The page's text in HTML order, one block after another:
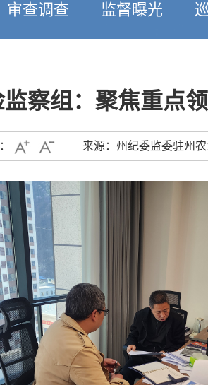
审查调查 监督曝光
察组：聚焦重点
来源：州纪委监委驻州